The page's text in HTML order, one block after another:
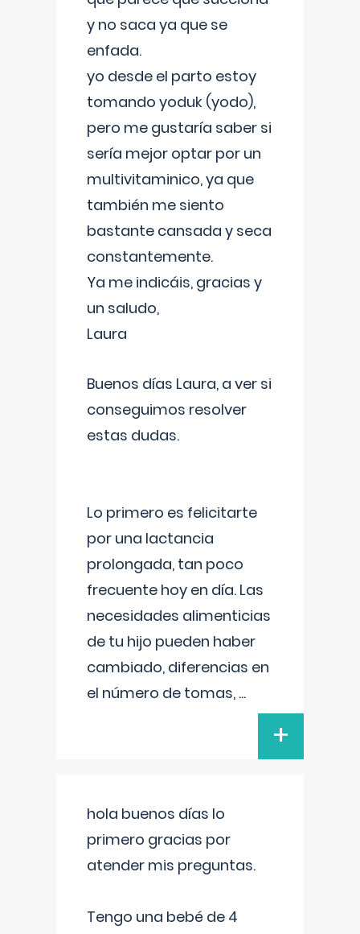
y no saca ya que se
enfada.
yo desde el parto estoy
tomando yoduk (yodo),
pero me gustaría saber si
sería mejor optar por un
multivitaminico, ya que
también me siento
bastante cansada y seca
constantemente.
Ya me indicáis, gracias y
un saludo,
Laura
Buenos días Laura, a ver si
conseguimos resolver
estas dudas.
Lo primero es felicitarte
por una lactancia
prolongada, tan poco
frecuente hoy en día. Las
necesidades alimenticias
de tu hijo pueden haber
cambiado, diferencias en
el número de tomas, ...
+
hola buenos días lo
primero gracias por
atender mis preguntas.
Tengo una bebé de 4